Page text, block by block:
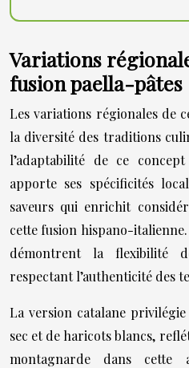
Variations
fusion paella-pâtes
Les variations régionales de
la diversité des traditions
l’adaptabilité de ce
apporte ses spécificités
saveurs qui enrichit
cette fusion hispano-
démontrent la flexibilité
respectant l’authenticité des
La version catalane
sec et de haricots blancs,
montagnarde dans cette